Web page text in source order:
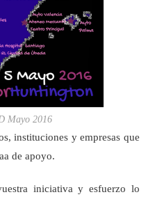
Mayo 2016
instituciones y empresas que
de apoyo.
iniciativa y esfuerzo lo